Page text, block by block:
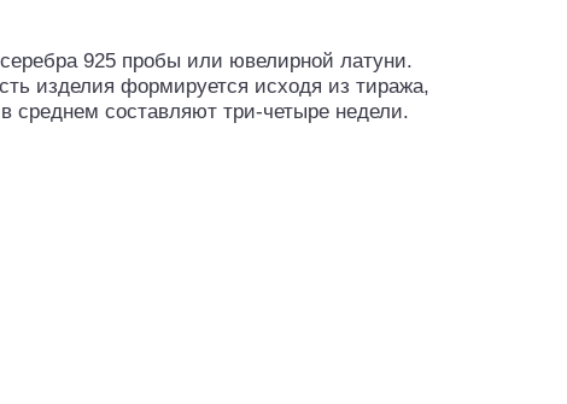
925 пробы или ювелирной латуни.
изделия формируется исходя из тиража,
среднем составляют три-четыре недели.